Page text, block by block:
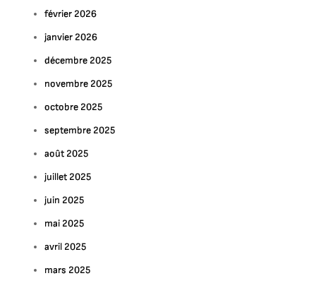
février 2026
janvier 2026
décembre 2025
novembre 2025
octobre 2025
septembre 2025
août 2025
juillet 2025
juin 2025
mai 2025
avril 2025
mars 2025